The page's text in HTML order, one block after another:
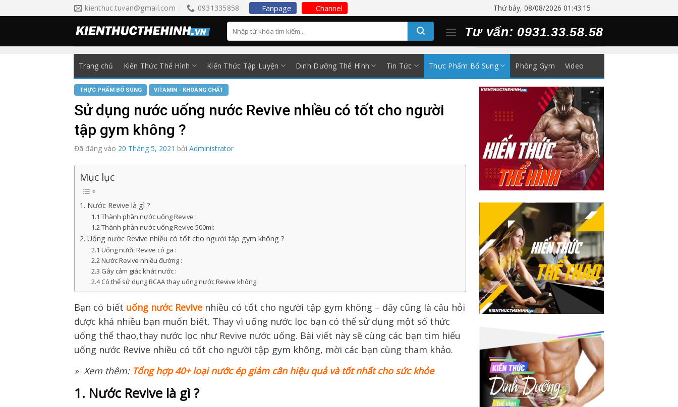
to
kienthuc.tuvan@gmail.com 0931335858 Fanpage Channel Thứ bảy, 08/08/2026 01:43:15
Tư vấn: 0931.33.58.58
Trang chủ Kiến Thức Thể Hình Kiến Thức Tập Luyện Dinh Dưỡng Thể Hình Tin Tức Thực Phẩm Bổ Sung Phòng Gym Video
THỰC PHẨM BỔ SUNG VITAMIN - KHOÁNG CHẤT
Sử dụng nước uống nước Revive nhiều có tốt cho người
tập gym không ?
Đã đăng vào 20 Tháng 5, 2021 bởi Administrator
Mục lục
1. Nước Revive là gì ?
1.1 Thành phần nước uống Revive :
1.2 Thành phần nước uống Revive 500ml:
2. Uống nước Revive nhiều có tốt cho người tập gym không ?
2.1 Uống nước Revive có ga :
2.2 Nước Revive nhiều đường :
2.3 Gây cảm giác khát nước :
2.4 Có thể sử dụng BCAA thay uống nước Revive không
Bạn có biết uống nước Revive nhiều có tốt cho người tập gym không – đây cũng là câu hỏi
được khá nhiều bạn muốn biết. Thay vì uống nước lọc bạn có thể sử dụng một số thức
uống thể thao,thay nước lọc như Revive nước uống. Bài viết này sẽ cùng các bạn tìm hiểu
uống nước Revive nhiều có tốt cho người tập gym không, mời các bạn cùng tham khảo.
» Xem thêm: Tổng hợp 40+ loại nước ép giảm cân hiệu quả và tốt nhất cho sức khỏe
1. Nước Revive là gì ?